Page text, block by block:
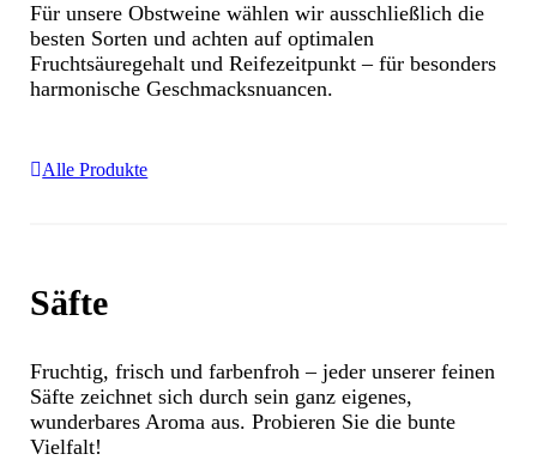
Für unsere Obstweine wählen wir ausschließlich die
besten Sorten und achten auf optimalen
Fruchtsäuregehalt und Reifezeitpunkt – für besonders
harmonische Geschmacksnuancen.
Alle Produkte
Säfte
Fruchtig, frisch und farbenfroh – jeder unserer feinen
Säfte zeichnet sich durch sein ganz eigenes,
wunderbares Aroma aus. Probieren Sie die bunte
Vielfalt!